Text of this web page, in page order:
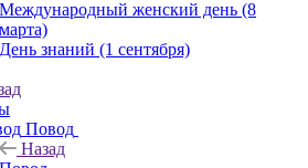
Международный женский день (8
марта)
День знаний (1 сентября)
Повод
Назад